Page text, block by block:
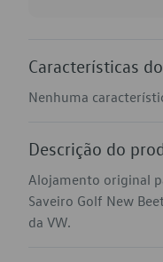
Características
Nenhuma
Descrição do
Alojamento original
Saveiro Golf New
da VW.